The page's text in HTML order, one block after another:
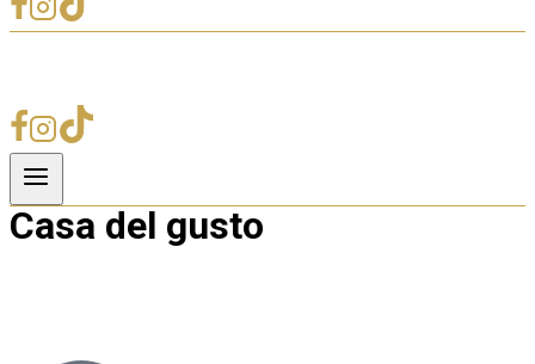
Casa del gusto